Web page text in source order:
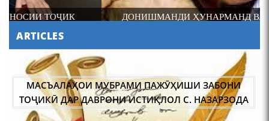
АБУЛҚОСИМ ЛОҲУТӢ /
ABULQOSIM LOHUTY/
ДОНИШМАНДИ ҲУНАРМАНД ВА ҲУНАРМАНДИ
ARTICLES
МАСЪАЛАҲОИ МУБРАМИ ПАЖӮҲИШИ ЗАБОНИ
ТОҶИКӢ ДАР ДАВРОНИ ИСТИҚЛОЛ С. НАЗАРЗОДА
ҶОЙГОҲИ ЗАН ДАР ЗАРБУЛМАСАЛ ВА МАҚОЛҲОИ